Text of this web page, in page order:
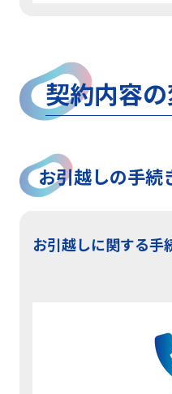
契約内容
お引越しの手続
お引越しに関する手